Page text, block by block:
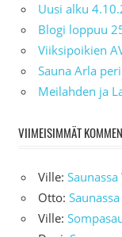
Uusi alku
Blogi loppuu
Viiksipoikien
Sauna Arla
Meilahden ja
VIIMEISIMMÄT
Ville:
Otto:
Ville: